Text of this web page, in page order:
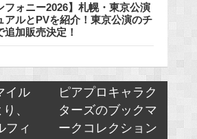
フォニー2026】札幌・東京公演
アルとPVを紹介！東京公演のチ
加販売決定！
イル
、
フィ
ピアプロキャラク
ターズのブックマ
ークコレクション